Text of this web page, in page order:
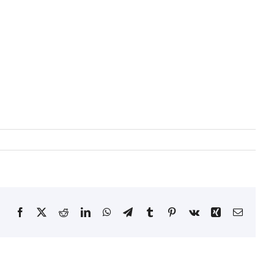
Facebook RedditLinkedInWhatsApp
TelegramTumblrPinterestVk Xing Email